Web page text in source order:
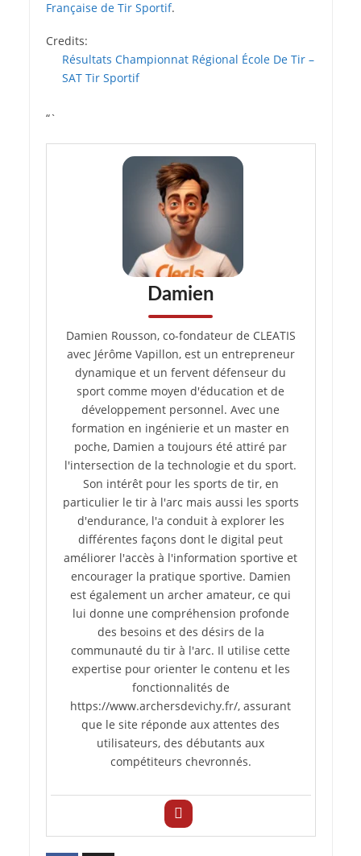
Française de Tir Sportif.
Credits:
Résultats Championnat Régional École De Tir –
SAT Tir Sportif
“`
Damien
Damien Rousson, co-fondateur de CLEATIS
avec Jérôme Vapillon, est un entrepreneur
dynamique et un fervent défenseur du
sport comme moyen d'éducation et de
développement personnel. Avec une
formation en ingénierie et un master en
poche, Damien a toujours été attiré par
l'intersection de la technologie et du sport.
Son intérêt pour les sports de tir, en
particulier le tir à l'arc mais aussi les sports
d'endurance, l'a conduit à explorer les
différentes façons dont le digital peut
améliorer l'accès à l'information sportive et
encourager la pratique sportive. Damien
est également un archer amateur, ce qui
lui donne une compréhension profonde
des besoins et des désirs de la
communauté du tir à l'arc. Il utilise cette
expertise pour orienter le contenu et les
fonctionnalités de
https://www.archersdevichy.fr/, assurant
que le site réponde aux attentes des
utilisateurs, des débutants aux
compétiteurs chevronnés.